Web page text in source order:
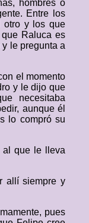
hombres o
Entre los
otro y los que
Raluca es
le pregunta a
el momento
y le dijo que
necesitaba
aunque él
lo compró su
al que le lleva
allí siempre y
pues